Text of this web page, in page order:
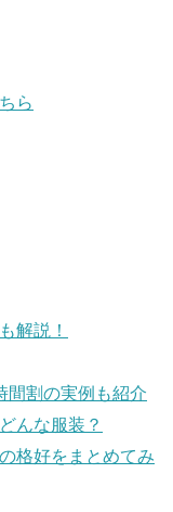
ら
解説！
間割の実例も紹介
んな服装？
格好をまとめてみ